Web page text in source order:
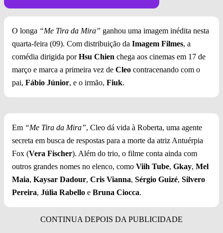
O longa “Me Tira da Mira” ganhou uma imagem inédita nesta
quarta-feira (09). Com distribuição da Imagem Filmes, a
comédia dirigida porHsu Chien chega aos cinemas em 17 de
março e marca a primeira vez de Cleo contracenando com o
pai, Fábio Júnior, e o irmão, Fiuk.
Em “Me Tira da Mira”, Cleo dá vida à Roberta, uma agente
secreta em busca de respostas para a morte da atriz Antuérpia
Fox (Vera Fischer). Além do trio, o filme conta ainda com
outros grandes nomes no elenco, como Viih Tube, Gkay, Mel
Maia, Kaysar Dadour, Cris Vianna, Sérgio Guizé, Silvero
Pereira, Júlia Rabello e Bruna Ciocca.